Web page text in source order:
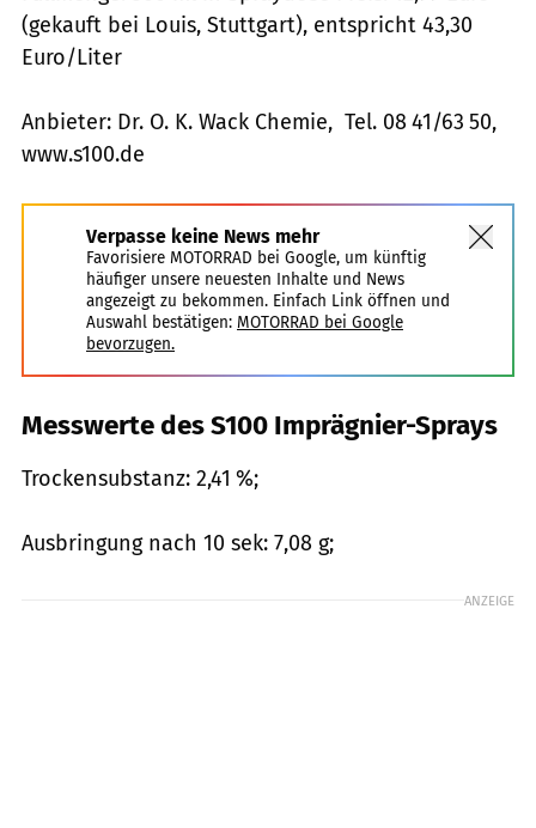
(gekauft bei Louis, Stuttgart), entspricht 43,30
Euro/Liter
Anbieter: Dr. O. K. Wack Chemie, Tel. 08 41/63 50,
www.s100.de
Verpasse keine News mehr
Favorisiere MOTORRAD bei Google, um künftig
häufiger unsere neuesten Inhalte und News
angezeigt zu bekommen. Einfach Link öffnen und
Auswahl bestätigen: MOTORRAD bei Google
bevorzugen.
Messwerte des S100 Imprägnier-Sprays
Trockensubstanz: 2,41 %;
Ausbringung nach 10 sek: 7,08 g;
ANZEIGE